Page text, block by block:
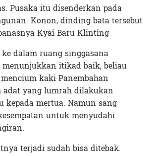
Pusaka itu disenderkan pada
Konon, dinding bata tersebut
Kyai Baru Klinting
dalam ruang singgasana
itikad baik, beliau
kaki Panembahan
adat yang lumrah dilakukan
kepada mertua. Namun sang
untuk menyudahi
terjadi sudah bisa ditebak.